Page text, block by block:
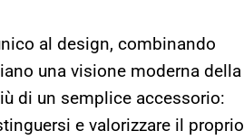
al design, combinando
una visione moderna della
di un semplice accessorio:
e valorizzare il proprio